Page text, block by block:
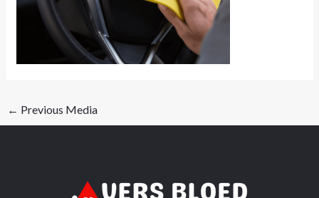
← Previous Media